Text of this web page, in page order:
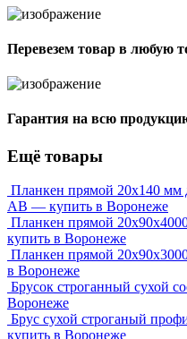
Перевезем товар в любую
Гарантия на всю
Ещё товары
Планкен прямой 20х140 мм
АВ — купить в Воронеже
Планкен прямой
купить в Воронеже
Планкен прямой
в Воронеже
Брусок строганный сухой
Воронеже
Брус сухой строганый
купить в Воронеже